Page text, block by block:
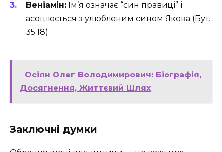
Веніамін: Ім’я означає “син правиці” і
асоціюється з улюбленим сином Якова (Бут.
35:18).
Осіян Олег Володимирович: Біографія,
Досягнення, Життєвий Шлях
Заключні думки